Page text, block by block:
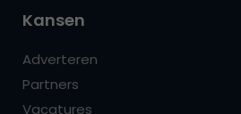
Kansen
Adverteren
Partners
Vacatures